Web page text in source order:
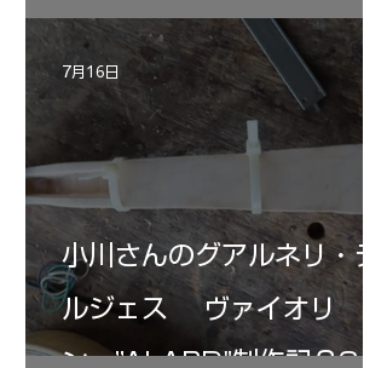
小川さんのグアルネリ・デ
ルジェス ヴァイオリ
ン ”ALARD"制作記３3
7月16日